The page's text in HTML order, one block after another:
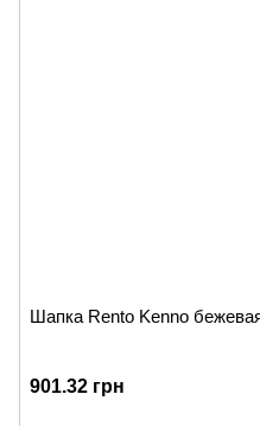
Шапка Rento Kenno
901.32 грн